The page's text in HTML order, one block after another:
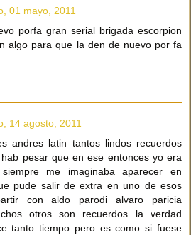
01 mayo, 2011
porfa gran serial brigada escorpion
algo para que la den de nuevo por fa
14 agosto, 2011
andres latin tantos lindos recuerdos
pesar que en ese entonces yo era
me imaginaba aparecer en
pude salir de extra en uno de esos
con aldo parodi alvaro paricia
otros son recuerdos la verdad
tanto tiempo pero es como si fuese